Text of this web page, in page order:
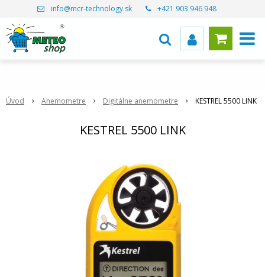
info@mcr-technology.sk +421 903 946 948
Úvod Anemometre Digitálne anemometre KESTREL 5500 LINK
KESTREL 5500 LINK